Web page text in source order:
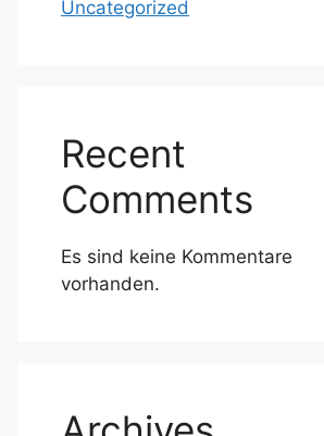
Uncategorized
Recent
Comments
Es sind keine Kommentare
vorhanden.